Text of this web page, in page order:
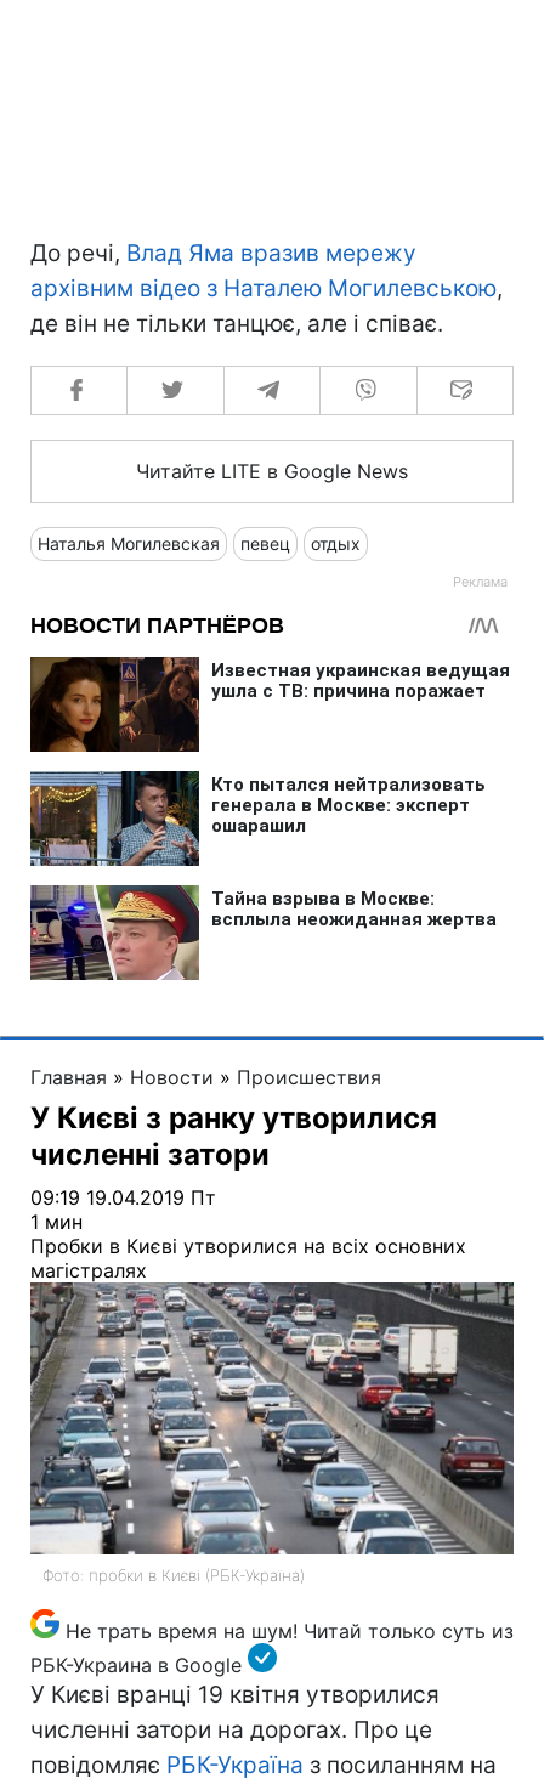
До речі, Влад Яма вразив мережу
архівним відео з Наталею Могилевською,
де він не тільки танцює, але і співає.
Читайте LITE в Google News
Наталья Могилевская певец отдых
Главная » Новости » Происшествия
У Києві з ранку утворилися
численні затори
09:19 19.04.2019 Пт
1 мин
Пробки в Києві утворилися на всіх основних
магістралях
Фото: пробки в Києві (РБК-Україна)
Не трать время на шум! Читай только суть из
РБК-Украина в Google
У Києві вранці 19 квітня утворилися
численні затори на дорогах. Про це
повідомляє РБК-Україна з посиланням на